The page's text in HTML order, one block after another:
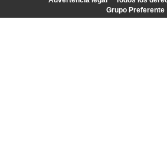
Grupo Preferente